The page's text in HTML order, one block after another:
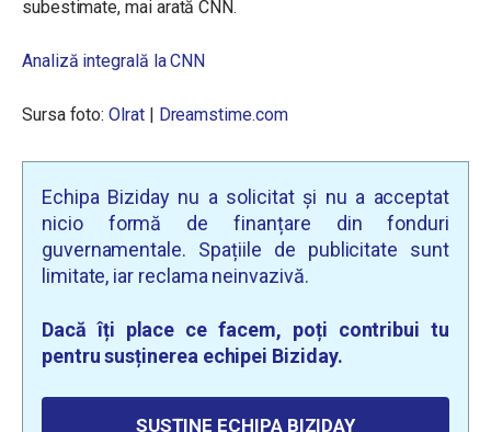
subestimate, mai arată CNN.
Analiză integrală la CNN
Sursa foto: Olrat | Dreamstime.com
Echipa Biziday nu a solicitat și nu a acceptat
nicio formă de finanțare din fonduri
guvernamentale. Spațiile de publicitate sunt
limitate, iar reclama neinvazivă.
Dacă îți place ce facem, poți contribui tu
pentru susținerea echipei Biziday.
SUSȚINE ECHIPA BIZIDAY